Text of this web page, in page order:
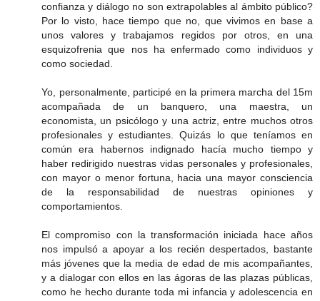
confianza y diálogo no son extrapolables al ámbito público?
Por lo visto, hace tiempo que no, que vivimos en base a
unos valores y trabajamos regidos por otros, en una
esquizofrenia que nos ha enfermado como individuos y
como sociedad.
Yo, personalmente, participé en la primera marcha del 15m
acompañada de un banquero, una maestra, un
economista, un psicólogo y una actriz, entre muchos otros
profesionales y estudiantes. Quizás lo que teníamos en
común era habernos indignado hacía mucho tiempo y
haber redirigido nuestras vidas personales y profesionales,
con mayor o menor fortuna, hacia una mayor consciencia
de la responsabilidad de nuestras opiniones y
comportamientos.
El compromiso con la transformación iniciada hace años
nos impulsó a apoyar a los recién despertados, bastante
más jóvenes que la media de edad de mis acompañantes,
y a dialogar con ellos en las ágoras de las plazas públicas,
como he hecho durante toda mi infancia y adolescencia en